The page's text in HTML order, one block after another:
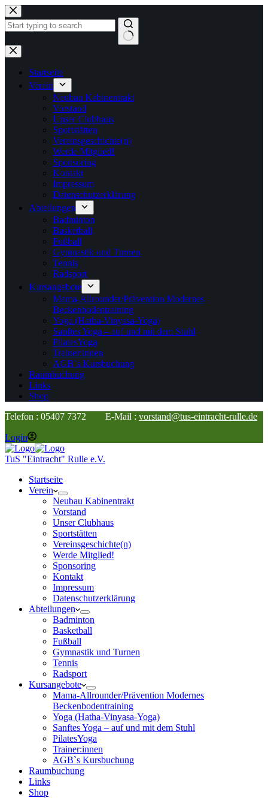
Zum
Inhalt
springen
Keine
Ergebnisse
Startseite
Verein
Neubau Kabinentrakt
Vorstand
Unser Clubhaus
Sportstätten
Vereinsgeschichte(n)
Werde Mitglied!
Sponsoring
Kontakt
Impressum
Datenschutzerklärung
Abteilungen
Badminton
Basketball
Fußball
Gymnastik und Turnen
Tennis
Radsport
Kursangebote
Mama-Allrounder/Prävention Modernes
Beckenbodentraining
Yoga (Hatha-Vinyasa-Yoga)
Sanftes Yoga – auf und mit dem Stuhl
PilatesYoga
Trainer:innen
AGB`s Kursbuchung
Raumbuchung
Links
Shop
Telefon : 05407 7372 E-Mail : vorstand@tus-eintracht-rulle.de
Login
TuS "Eintracht" Rulle e.V.
Startseite
Verein
Neubau Kabinentrakt
Vorstand
Unser Clubhaus
Sportstätten
Vereinsgeschichte(n)
Werde Mitglied!
Sponsoring
Kontakt
Impressum
Datenschutzerklärung
Abteilungen
Badminton
Basketball
Fußball
Gymnastik und Turnen
Tennis
Radsport
Kursangebote
Mama-Allrounder/Prävention Modernes
Beckenbodentraining
Yoga (Hatha-Vinyasa-Yoga)
Sanftes Yoga – auf und mit dem Stuhl
PilatesYoga
Trainer:innen
AGB`s Kursbuchung
Raumbuchung
Links
Shop